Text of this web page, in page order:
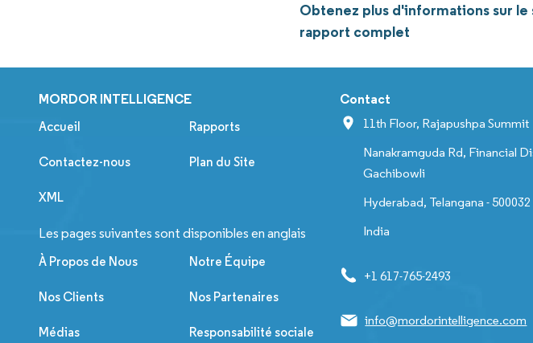
Obtenez plus d'informations sur
rapport complet
MORDOR INTELLIGENCE
Accueil Rapports
Contactez-nous Plan du Site
XML
Les pages suivantes sont disponibles en anglais
À Propos de Nous Notre Équipe
Nos Clients Nos Partenaires
Médias Responsabilité sociale
Contact
11th Floor, Rajapushpa Summit
Nanakramguda Rd, Financial
Gachibowli
Hyderabad, Telangana - 500032
India
+1 617-765-2493
info@mordorintelligence.com